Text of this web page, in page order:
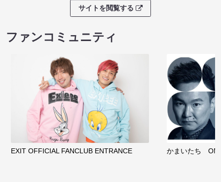
サイトを閲覧する
ファンコミュニティ
EXIT OFFICIAL FANCLUB ENTRANCE かまいたち